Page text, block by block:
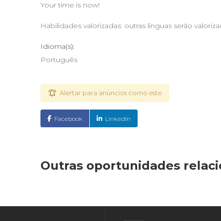
Your time is now!
Habilidades valorizadas: outras línguas serão
Idioma(s):
Português
Alertar para anúncios como este
Facebook LinkedIn
Outras oportunidades